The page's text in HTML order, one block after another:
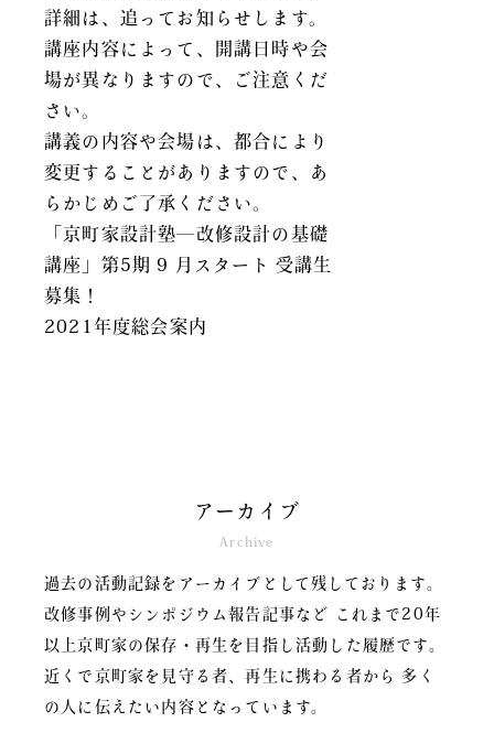
詳細は、追ってお知らせします。
講座内容によって、開講日時や会
場が異なりますので、ご注意くだ
さい。
講義の内容や会場は、都合により
変更することがありますので、あ
らかじめご了承ください。
「京町家設計塾―改修設計の基礎
講座」第5期 9 月スタート 受講生
募集！
2021年度総会案内
アーカイブ
Archive
過去の活動記録をアーカイブとして残しております。
改修事例やシンポジウム報告記事など
これまで20年
以上京町家の保存・再生を目指し活動した履歴です。
近くで京町家を見守る者、再生に携わる者から
多く
の人に伝えたい内容となっています。